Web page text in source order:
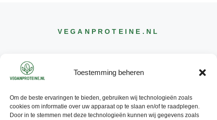
Toestemming beheren
Om de beste ervaringen te bieden, gebruiken wij technologieën zoals
cookies om informatie over uw apparaat op te slaan en/of te raadplegen.
Door in te stemmen met deze technologieën kunnen wij gegevens zoals
VEGANPROTEINE .NL
CONTACT
INFO@ VEGANPROTEINE.NL